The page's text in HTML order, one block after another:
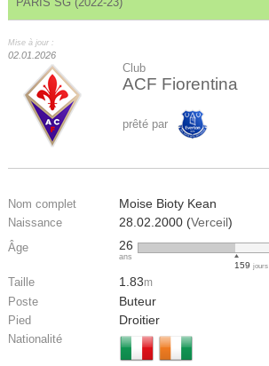
Mise à jour :
02.01.2026
Club
ACF Fiorentina
prêté par
Nom complet Moise Bioty Kean
Naissance 28.02.2000 (Verceil)
Âge 26
ans
159 jours
Taille 1.83m
Poste Buteur
Pied Droitier
Nationalité